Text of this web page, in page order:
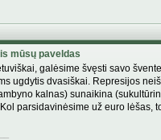
mūsų paveldas
galėsime švęsti savo
ugdytis dvasiškai. Represijos
kalnas) sunaikina
parsidavinėsime už euro lėšas,